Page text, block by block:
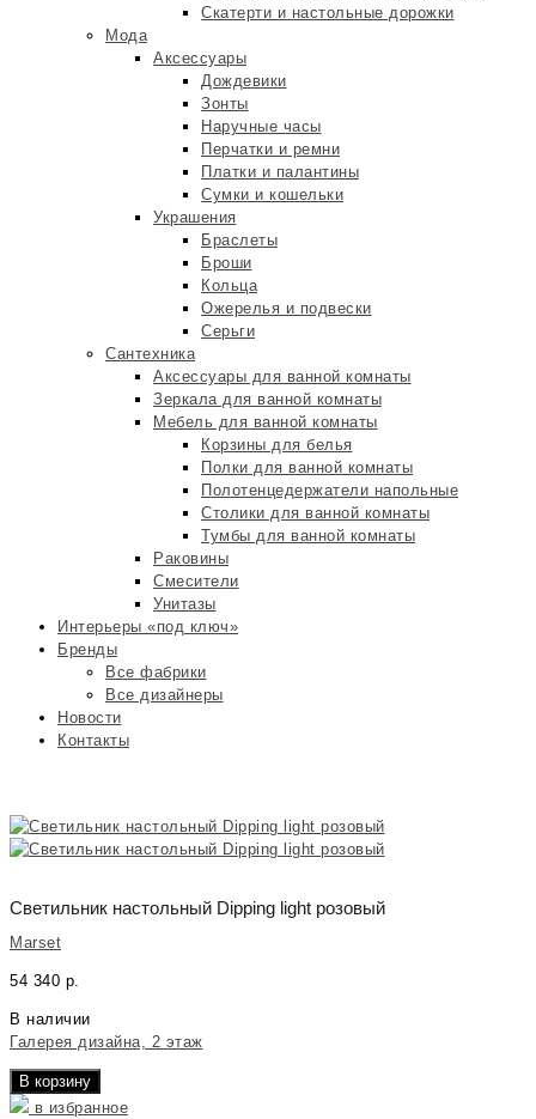
Скатерти и настольные дорожки
Мода
Аксессуары
Дождевики
Зонты
Наручные часы
Перчатки и ремни
Платки и палантины
Сумки и кошельки
Украшения
Браслеты
Броши
Кольца
Ожерелья и подвески
Серьги
Сантехника
Аксессуары для ванной комнаты
Зеркала для ванной комнаты
Мебель для ванной комнаты
Корзины для белья
Полки для ванной комнаты
Полотенцедержатели напольные
Столики для ванной комнаты
Тумбы для ванной комнаты
Раковины
Смесители
Унитазы
Интерьеры «под ключ»
Бренды
Все фабрики
Все дизайнеры
Новости
Контакты
Светильник настольный Dipping light розовый
Marset
54 340 р.
В наличии
Галерея дизайна, 2 этаж
В корзину
в избранное